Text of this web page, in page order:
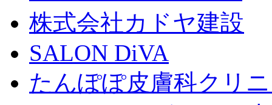
株式会社カドヤ建設
SALON DiVA
たんぽぽ皮膚科クリ